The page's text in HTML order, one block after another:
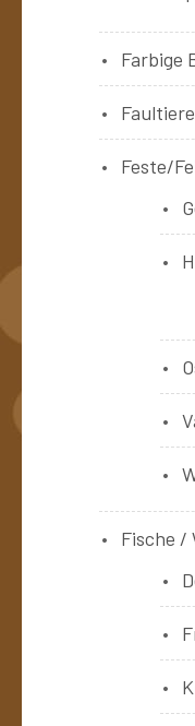
Farbige
Faultiere
Feste/
Fische /